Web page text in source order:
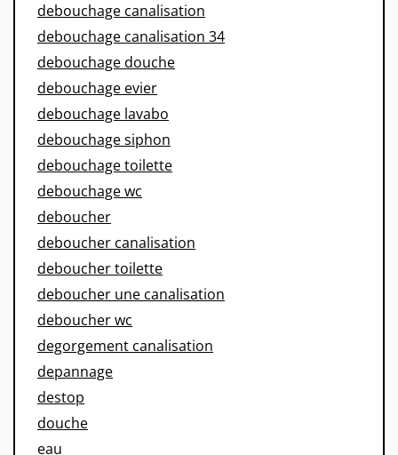
debouchage canalisation
debouchage canalisation 34
debouchage douche
debouchage evier
debouchage lavabo
debouchage siphon
debouchage toilette
debouchage wc
deboucher
deboucher canalisation
deboucher toilette
deboucher une canalisation
deboucher wc
degorgement canalisation
depannage
destop
douche
eau